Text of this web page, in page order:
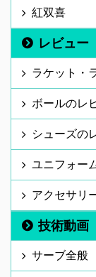
紅双喜
レビュー
ラケット・
ボールのレ
シューズの
ユニフォー
アクセサリ
技術動画
サーブ全般